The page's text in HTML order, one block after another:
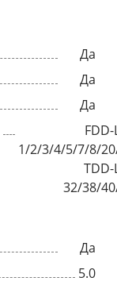
Да
Да
Да
FDD-
1/2/3/4/5/7/8/
TDD-
32/38/
Да
5.0